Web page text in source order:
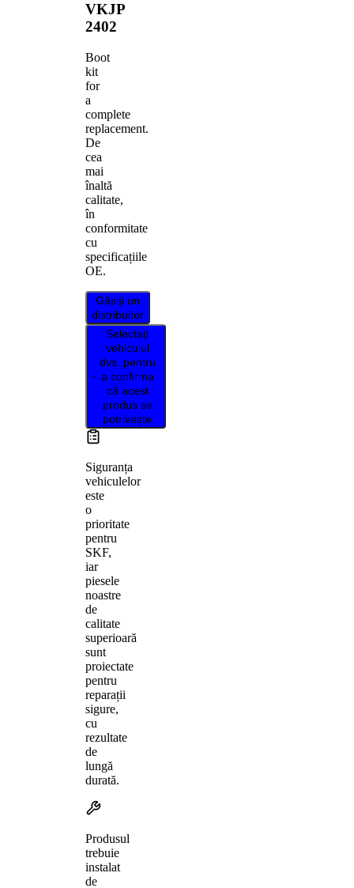
VKJP
2402
Boot
kit
for
a
complete
replacement.
De
cea
mai
înaltă
calitate,
în
conformitate
cu
specificațiile
OE.
Găsiți un
distribuitor
Selectați
vehiculul
dvs. pentru
a confirma
că acest
produs se
potrivește
Siguranța
vehiculelor
este
o
prioritate
pentru
SKF,
iar
piesele
noastre
de
calitate
superioară
sunt
proiectate
pentru
reparații
sigure,
cu
rezultate
de
lungă
durată.
Produsul
trebuie
instalat
de